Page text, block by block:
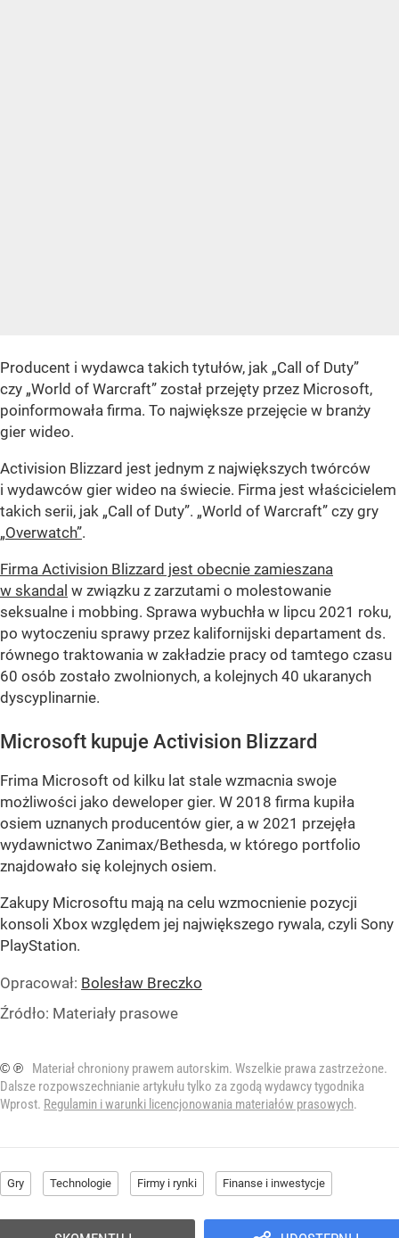
Producent i wydawca takich tytułów, jak „Call of Duty”
czy „World of Warcraft” został przejęty przez Microsoft,
poinformowała firma. To największe przejęcie w branży
gier wideo.
Activision Blizzard jest jednym z największych twórców
i wydawców gier wideo na świecie. Firma jest właścicielem
takich serii, jak „Call of Duty”. „World of Warcraft” czy gry
„Overwatch”.
Firma Activision Blizzard jest obecnie zamieszana
w skandal w związku z zarzutami o molestowanie
seksualne i mobbing. Sprawa wybuchła w lipcu 2021 roku,
po wytoczeniu sprawy przez kalifornijski departament ds.
równego traktowania w zakładzie pracy od tamtego czasu
60 osób zostało zwolnionych, a kolejnych 40 ukaranych
dyscyplinarnie.
Microsoft kupuje Activision Blizzard
Frima Microsoft od kilku lat stale wzmacnia swoje
możliwości jako deweloper gier. W 2018 firma kupiła
osiem uznanych producentów gier, a w 2021 przejęła
wydawnictwo Zanimax/Bethesda, w którego portfolio
znajdowało się kolejnych osiem.
Zakupy Microsoftu mają na celu wzmocnienie pozycji
konsoli Xbox względem jej największego rywala, czyli Sony
PlayStation.
Opracował: Bolesław Breczko
Źródło: Materiały prasowe
© ℗
Materiał chroniony prawem autorskim. Wszelkie prawa zastrzeżone.
Dalsze rozpowszechnianie artykułu tylko za zgodą wydawcy tygodnika
Wprost. Regulamin i warunki licencjonowania materiałów prasowych.
Gry Technologie Firmy i rynki Finanse i inwestycje